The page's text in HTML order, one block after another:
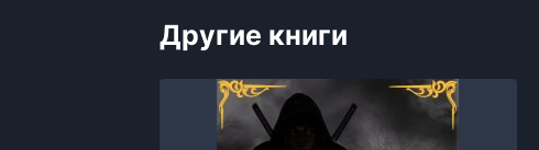
Другие книги